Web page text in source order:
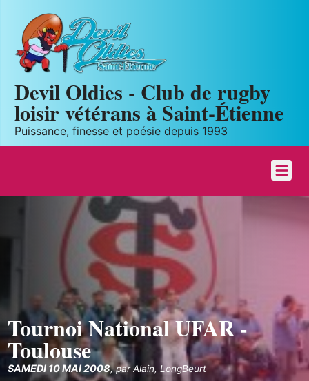
Devil Oldies - Club de rugby
loisir vétérans à Saint-Étienne
Puissance, finesse et poésie depuis 1993
Tournoi National UFAR -
Toulouse
SAMEDI 10 MAI 2008,parAlain,LongBeurt